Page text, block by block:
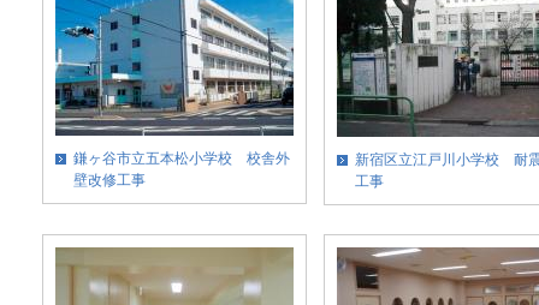
鎌ヶ谷市立五本松小学校 校舎外
壁改修工事
新宿区立江戸川小学校 耐
工事